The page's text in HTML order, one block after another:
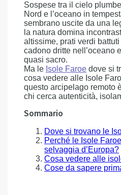
Sospese tra il cielo
Nord e l’oceano in
sembrano uscite da una
la natura domina
altissime, prati verdi
cadono dritte nell’oceano
quasi sacro.
Ma le Isole Faroe dove si
cosa vedere alle Isole
questo arcipelago remoto
chi cerca autenticità,
Sommario
Dove si trovano le
Perché le Isole
selvaggia d’Europa?
Cosa vedere alle
Cose da sapere